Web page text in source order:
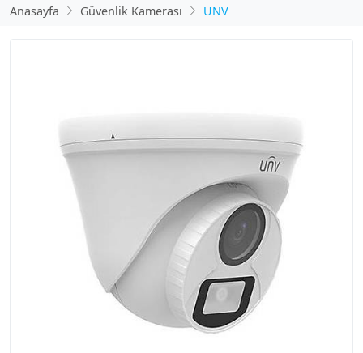
Anasayfa Güvenlik Kamerası UNV